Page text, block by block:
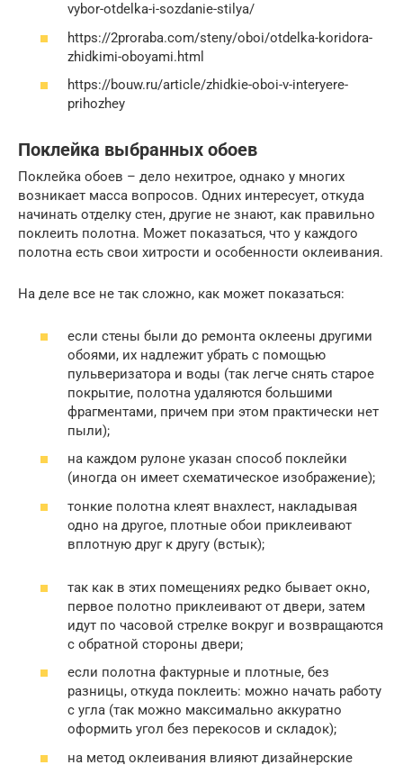
vybor-otdelka-i-sozdanie-stilya/
https://2proraba.com/steny/oboi/otdelka-koridora-
zhidkimi-oboyami.html
https://bouw.ru/article/zhidkie-oboi-v-interyere-
prihozhey
Поклейка выбранных обоев
Поклейка обоев – дело нехитрое, однако у многих
возникает масса вопросов. Одних интересует, откуда
начинать отделку стен, другие не знают, как правильно
поклеить полотна. Может показаться, что у каждого
полотна есть свои хитрости и особенности оклеивания.
На деле все не так сложно, как может показаться:
если стены были до ремонта оклеены другими
обоями, их надлежит убрать с помощью
пульверизатора и воды (так легче снять старое
покрытие, полотна удаляются большими
фрагментами, причем при этом практически нет
пыли);
на каждом рулоне указан способ поклейки
(иногда он имеет схематическое изображение);
тонкие полотна клеят внахлест, накладывая
одно на другое, плотные обои приклеивают
вплотную друг к другу (встык);
так как в этих помещениях редко бывает окно,
первое полотно приклеивают от двери, затем
идут по часовой стрелке вокруг и возвращаются
с обратной стороны двери;
если полотна фактурные и плотные, без
разницы, откуда поклеить: можно начать работу
с угла (так можно максимально аккуратно
оформить угол без перекосов и складок);
на метод оклеивания влияют дизайнерские